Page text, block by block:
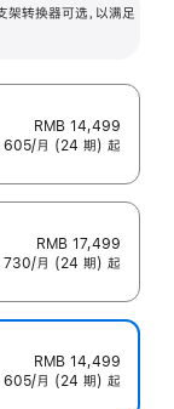
转换器可选，以满足
RMB 14,499
605/月 (24 期) 起
RMB 17,499
730/月 (24 期) 起
RMB 14,499
605/月 (24 期) 起